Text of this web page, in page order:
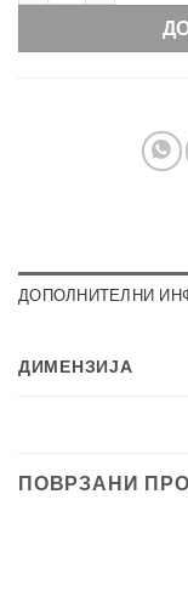
ДОПОЛНИТЕЛНИ
ДИМЕНЗИЈА
ПОВРЗАНИ